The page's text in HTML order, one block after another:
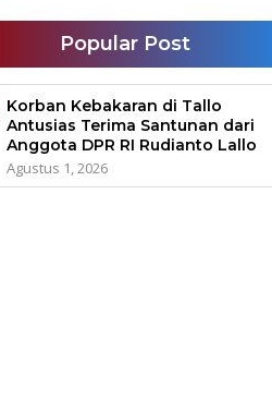
Popular Post
Korban Kebakaran di Tallo
Antusias Terima Santunan dari
Anggota DPR RI Rudianto Lallo
Agustus 1, 2026